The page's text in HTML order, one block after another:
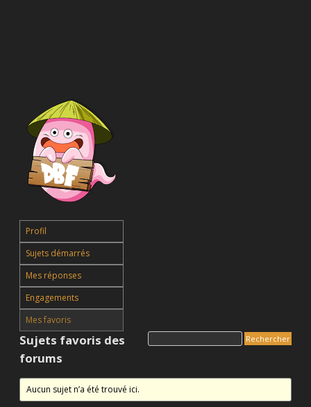
Profil
Sujets démarrés
Mes réponses
Engagements
Mes favoris
Sujets favoris des
forums
Aucun sujet n’a été trouvé ici.